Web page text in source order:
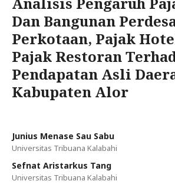
Dan Bangunan
Perkotaan, Pajak
Pajak Restoran
Pendapatan Asli
Kabupaten Alor
Junius Menase Sau Sabu
Universitas Tribuana Kalabahi
Sefnat Aristarkus Tang
Universitas Tribuana Kalabahi